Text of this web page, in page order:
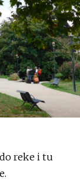
reke i tu